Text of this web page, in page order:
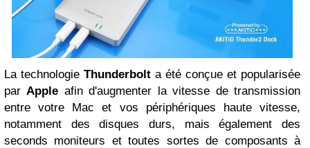
La technologie Thunderbolt a été conçue et popularisée
parApple afin d'augmenter la vitesse de transmission
entre votre Mac et vos périphériques haute vitesse,
notamment des disques durs, mais également des
seconds moniteurs et toutes sortes de composants à